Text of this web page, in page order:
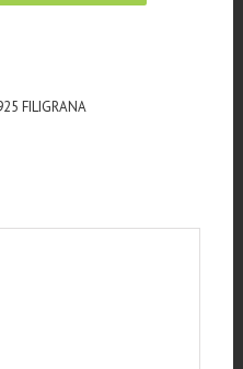
FILIGRANA